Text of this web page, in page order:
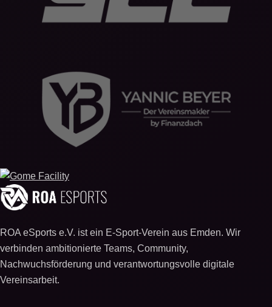
ROA eSports e.V. ist ein E-Sport-Verein aus Emden. Wir
verbinden ambitionierte Teams, Community,
Nachwuchsförderung und verantwortungsvolle digitale
Vereinsarbeit.